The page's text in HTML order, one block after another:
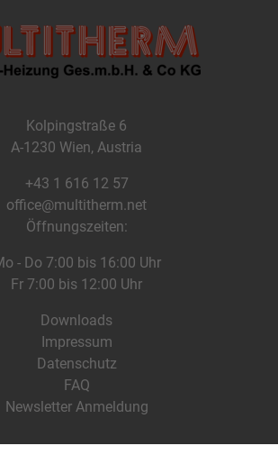
Kolpingstraße 6
A-1230 Wien, Austria
+43 1 616 12 57
office@multitherm.net
Öffnungszeiten:
- Do 7:00 bis 16:00 Uhr
Fr 7:00 bis 12:00 Uhr
Downloads
Impressum
Datenschutz
FAQ
Newsletter Anmeldung